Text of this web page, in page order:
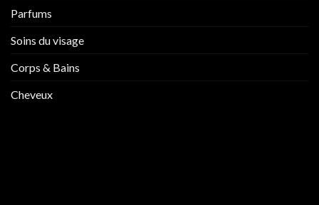
Parfums
Soins du visage
Corps & Bains
Cheveux